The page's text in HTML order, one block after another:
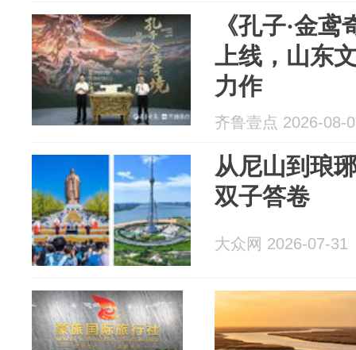
《孔子·金
上线，山东
力作
齐鲁壹点 2026-08-
从尼山到琅
双子答卷
大众网 2026-07-31